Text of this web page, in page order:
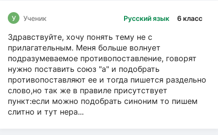
Русский язык 6 класс
У Ученик
Здравствуйте, хочу понять тему не с
прилагательным. Меня больше волнует
подразумеваемое противопоставление, говорят
нужно поставить союз "а" и подобрать
противопоставляют ее и тогда пишется раздельно
слово,но так же в правиле присутствует
пункт:если можно подобрать синоним то пишем
слитно и тут нера...